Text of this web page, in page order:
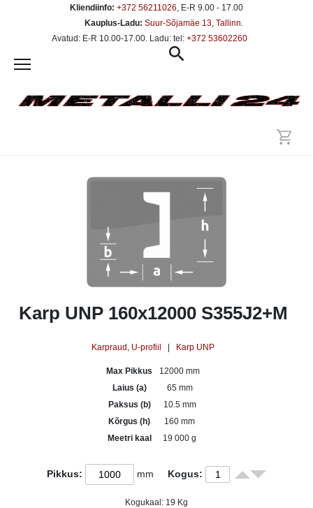
Kliendiinfo: +372 56211026, E-R 9.00 - 17.00
Kauplus-Ladu: Suur-Sõjamäe 13, Tallinn.
Avatud: E-R 10.00-17.00. Ladu: tel: +372 53602260
Karp UNP 160x12000 S355J2+M
Karpraud, U-profiil Karp UNP
Max Pikkus
12000 mm
Laius (a)
65 mm
Paksus (b)
10.5 mm
Kõrgus (h)
160 mm
Meetri kaal
19 000 g
Pikkus: mm Kogus:
Kogukaal: 19 Kg